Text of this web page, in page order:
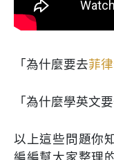
「為什麼要去菲
「為什麼學英文
以上這些問題你
編編幫大家整理